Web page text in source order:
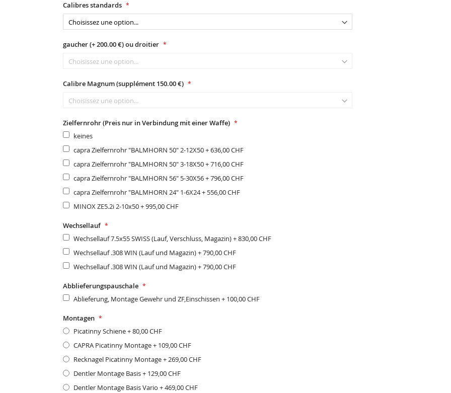
Calibres standards
gaucher (+ 200.00 €) ou droitier
Calibre Magnum (supplément 150.00 €)
Zielfernrohr (Preis nur in Verbindung mit einer Waffe)
keines
capra Zielfernrohr "BALMHORN 50" 2-12X50+636,00 CHF
capra Zielfernrohr "BALMHORN 50" 3-18X50+716,00 CHF
capra Zielfernrohr "BALMHORN 56" 5-30X56+796,00 CHF
capra Zielfernrohr "BALMHORN 24" 1-6X24+ 556,00 CHF
MINOX ZE5.2i 2-10x50+995,00 CHF
Wechsellauf
Wechsellauf 7.5x55 SWISS (Lauf, Verschluss, Magazin)+830,00 CHF
Wechsellauf .308 WIN (Lauf und Magazin)+790,00 CHF
Wechsellauf .308 WIN (Lauf und Magazin)+790,00 CHF
Abblieferungspauschale
Ablieferung, Montage Gewehr und ZF,Einschissen + 100,00 CHF
Montagen
Picatinny Schiene+80,00 CHF
CAPRA Picatinny Montage+ 109,00 CHF
Recknagel Picatinny Montage+269,00 CHF
Dentler Montage Basis+ 129,00 CHF
Dentler Montage Basis Vario +469,00 CHF